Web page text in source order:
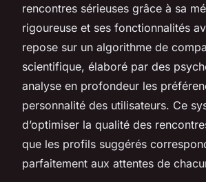
rencontres sérieuses grâce à sa
rigoureuse et ses fonctionnalités
repose sur un algorithme de
scientifique, élaboré par des
analyse en profondeur les
personnalité des utilisateurs. Ce
d’optimiser la qualité des
que les profils suggérés
parfaitement aux attentes de